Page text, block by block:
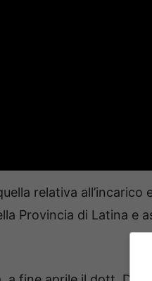
relativa all’incarico
Provincia di Latina e